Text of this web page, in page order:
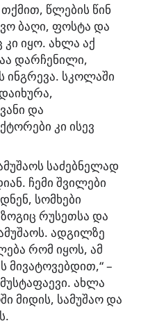
წლების წინ
ბაღი, ფოსტა და
იყო. ახლა აქ
დარჩენილი,
სკოლაში
და
კი ისევ
საძებნელად
ჩემი შვილები
სომხები
რუსეთსა და
ადგილზე
რომ იყოს, ამ
–
ახლა
მიდის, სამუშაო და